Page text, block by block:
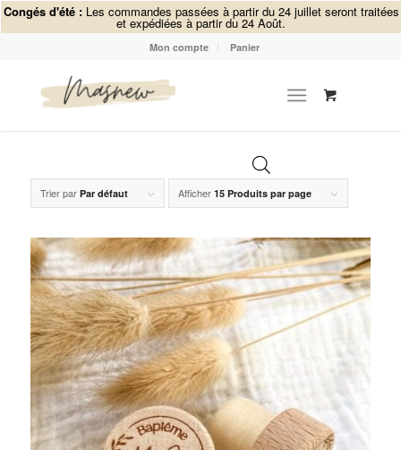
Congés d'été :Les commandes passées à partir du 24 juillet seront traitées
et expédiées à partir du 24 Août.
Mon compte Panier
Trier par Par défaut Afficher 15 Produits par page